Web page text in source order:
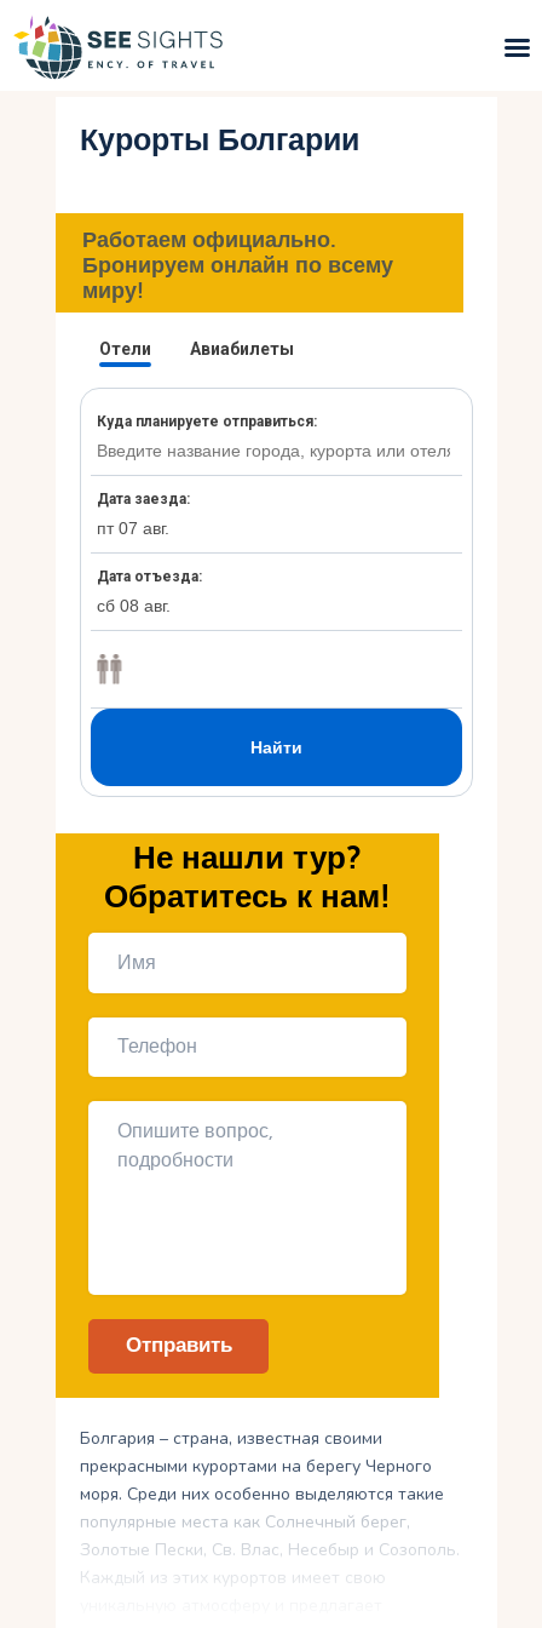
Поиск туров
Типы Туров
Страны
Инфо
Контакты
Курорты Болгарии
Работаем официально.
Бронируем онлайн по всему
миру!
Не нашли тур?
Обратитесь к нам!
Болгария – страна, известная своими
прекрасными курортами на берегу Черного
моря. Среди них особенно выделяются такие
популярные места как Солнечный берег,
Золотые Пески, Св. Влас, Несебыр и Созополь.
Каждый из этих курортов имеет свою